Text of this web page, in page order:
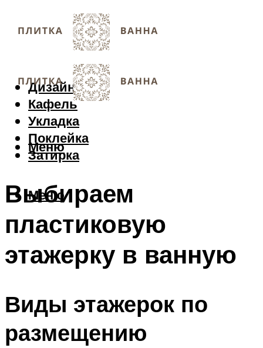
Дизайн
Кафель
Укладка
Поклейка
Затирка
Меню
Меню
Выбираем
пластиковую
этажерку в ванную
Виды этажерок по
размещению